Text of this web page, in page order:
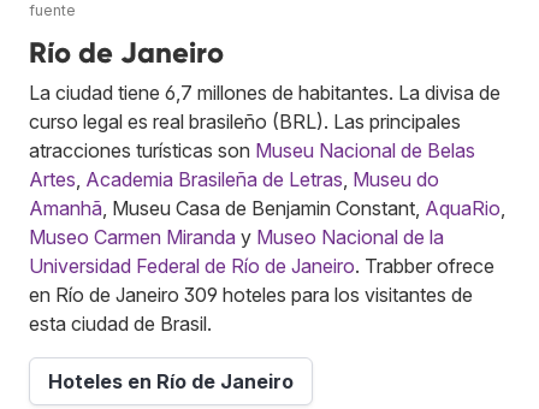
fuente
Río de Janeiro
La ciudad tiene 6,7 millones de habitantes. La divisa de
curso legal es real brasileño (BRL). Las principales
atracciones turísticas son Museu Nacional de Belas
Artes, Academia Brasileña de Letras, Museu do
Amanhã, Museu Casa de Benjamin Constant, AquaRio,
Museo Carmen Miranda y Museo Nacional de la
Universidad Federal de Río de Janeiro. Trabber ofrece
en Río de Janeiro 309 hoteles para los visitantes de
esta ciudad de Brasil.
Hoteles en Río de Janeiro